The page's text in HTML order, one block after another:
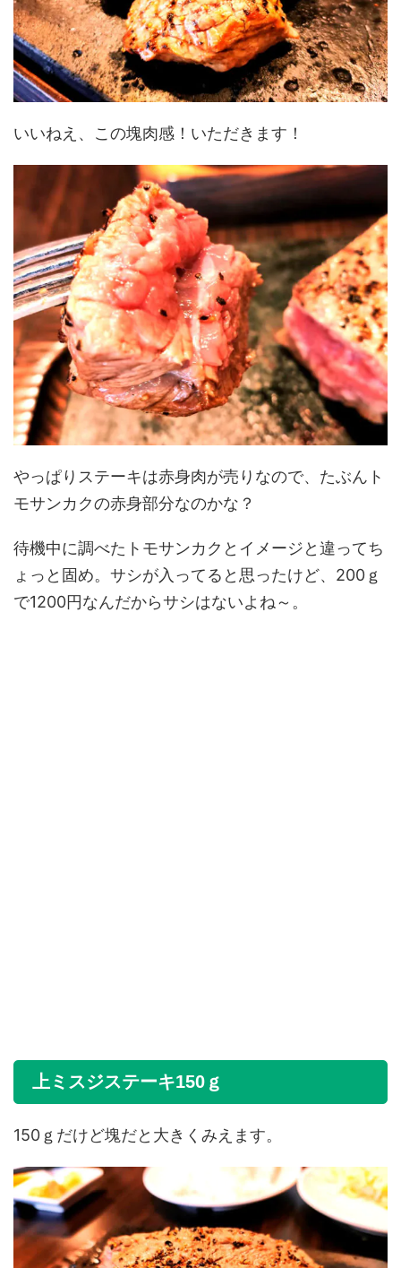
いいねえ、この塊肉感！いただきます！
やっぱりステーキは赤身肉が売りなので、たぶんト
モサンカクの赤身部分なのかな？
待機中に調べたトモサンカクとイメージと違ってち
ょっと固め。サシが入ってると思ったけど、200ｇ
で1200円なんだからサシはないよね～。
上ミスジステーキ150ｇ
150ｇだけど塊だと大きくみえます。